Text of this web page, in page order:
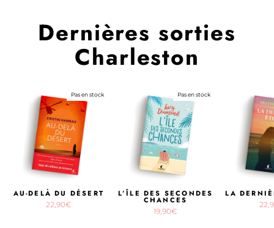
Dernières sorties
Charleston
Pas en stock
AU-DELÀ DU DÉSERT
22,90€
Pas en stock
L’ÎLE DES SECONDES
CHANCES
19,90€
LA